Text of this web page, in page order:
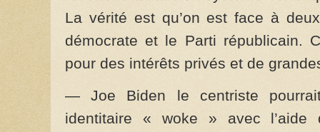
La vérité est qu’on est face à
démocrate et le Parti républicain.
pour des intérêts privés et de
— Joe Biden le centriste
identitaire « woke » avec